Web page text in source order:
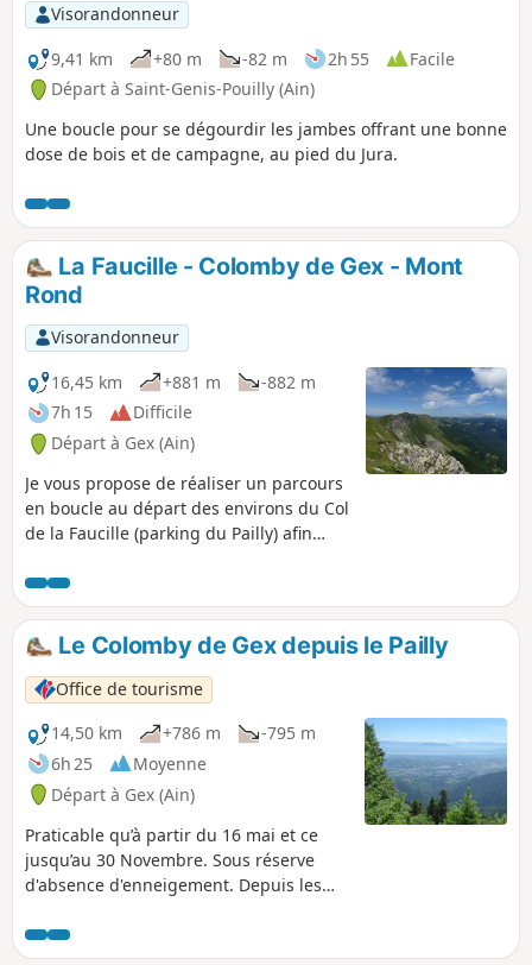
Visorandonneur
9,41 km
+80 m -82 m 2h 55
Facile
Départ à Saint-Genis-Pouilly (Ain)
Une boucle pour se dégourdir les jambes offrant une bonne
dose de bois et de campagne, au pied du Jura.
La Faucille - Colomby de Gex - Mont
Rond
Visorandonneur
16,45 km
+881 m
-882 m
7h 15
Difficile
Départ à Gex (Ain)
Je vous propose de réaliser un parcours
en boucle au départ des environs du Col
de la Faucille (parking du Pailly) afin
tracé évolue sous les Monts Jura et au
retour sur ses crêtes avec une
succession de montées et
descentes.Certaines parties du parcours
sont situées en zones de quiétude de la
faune sauvage et il ne sera ainsi pas
possible de le parcourir du 15/12 au
15/05 (à lire ci-dessous).
Le Colomby de Gex depuis le Pailly
Office de tourisme
14,50 km
+786 m
-795 m
6h 25
Moyenne
Départ à Gex (Ain)
Praticable qu’à partir du 16 mai et ce
jusqu’au 30 Novembre. Sous réserve
d'absence d'enneigement. Depuis les
Léman et les Alpes avant de plonger
dans le cirque de Branveau. Cet